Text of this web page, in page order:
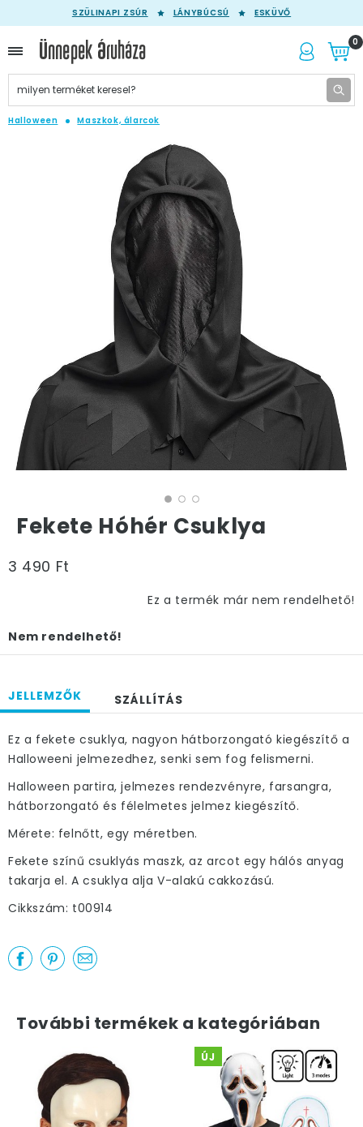
SZÜLINAPI ZSÚR LÁNYBÚCSÚ ESKÜVŐ
0
Halloween Maszkok, álarcok
Fekete Hóhér Csuklya
3 490 Ft
Ez a termék már nem rendelhető!
Nem rendelhető!
JELLEMZŐK SZÁLLÍTÁS
Ez a fekete csuklya, nagyon hátborzongató kiegészítő a
Halloweeni jelmezedhez, senki sem fog felismerni.
Halloween partira, jelmezes rendezvényre, farsangra,
hátborzongató és félelmetes jelmez kiegészítő.
Mérete: felnőtt, egy méretben.
Fekete színű csuklyás maszk, az arcot egy hálós anyag
takarja el. A csuklya alja V-alakú cakkozású.
Cikkszám: t00914
További termékek a kategóriában
ÚJ